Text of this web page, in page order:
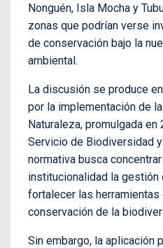
Nonguén, Isla Mocha y
zonas que podrían verse
de conservación bajo la
ambiental.
La discusión se produce
por la implementación de
Naturaleza, promulgada en
Servicio de Biodiversidad
normativa busca
institucionalidad la
fortalecer las herramientas
conservación de la
Sin embargo, la aplicación